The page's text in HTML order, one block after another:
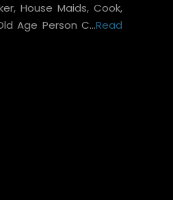
House Maids, Cook,
Age Person C...Read